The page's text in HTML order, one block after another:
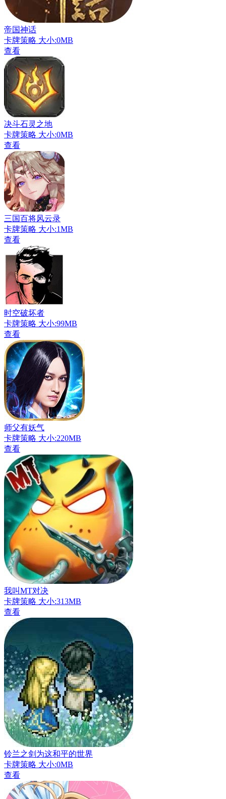
帝国神话
卡牌策略 大小:0MB
查看
决斗石灵之地
卡牌策略 大小:0MB
查看
三国百将风云录
卡牌策略 大小:1MB
查看
时空破坏者
卡牌策略 大小:99MB
查看
师父有妖气
卡牌策略 大小:220MB
查看
我叫MT对决
卡牌策略 大小:313MB
查看
铃兰之剑为这和平的世界
卡牌策略 大小:0MB
查看